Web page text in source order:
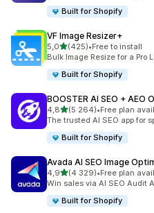
Built for Shopify
VF Image Resizer+
5,0na 5 gwiazdek
(425)
Łączna liczba recenzji: 425
•Free to install
Bulk Image Resize for a Pro
Built for Shopify
BOOSTER AI SEO + AEO
4,8na 5 gwiazdek
(5 264)
Łączna liczba recenzji: 5264
•Free plan
The trusted AI SEO app for
Built for Shopify
Avada AI SEO Image
4,9na 5 gwiazdek
(4 329)
Łączna liczba recenzji: 4329
•Free plan
Win sales via AI SEO Audit
Built for Shopify